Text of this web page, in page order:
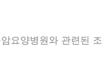
요양병원와 관련된 조